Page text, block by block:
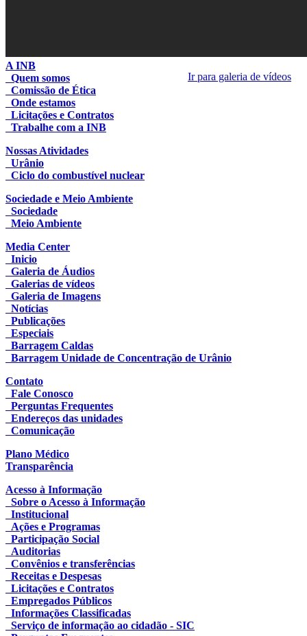
Ir para galeria de vídeos
A INB
Quem somos
Comissão de Ética
Onde estamos
Licitações e Contratos
Trabalhe com a INB
Nossas Atividades
Urânio
Ciclo do combustível nuclear
Sociedade e Meio Ambiente
Sociedade
Meio Ambiente
Media Center
Inicio
Galeria de Áudios
Galerias de vídeos
Galeria de Imagens
Notícias
Publicações
Especiais
Barragem Caldas
Barragem Unidade de Concentração de Urânio
Contato
Fale Conosco
Perguntas Frequentes
Endereços das unidades
Comunicação
Plano Médico
Transparência
Acesso à Informação
Sobre o Acesso à Informação
Institucional
Ações e Programas
Participação Social
Auditorias
Convênios e transferências
Receitas e Despesas
Licitações e Contratos
Empregados Públicos
Informações Classificadas
Serviço de informação ao cidadão - SIC